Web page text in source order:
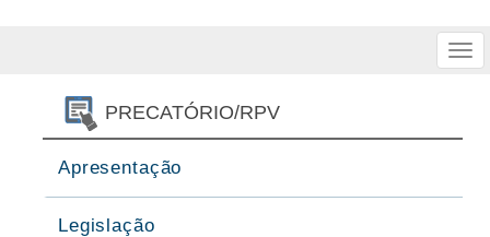
PRECATÓRIO/RPV
Apresentação
Legislação